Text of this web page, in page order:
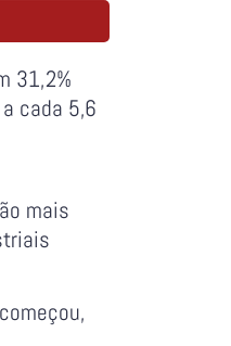
31,2%
cada 5,6
mais